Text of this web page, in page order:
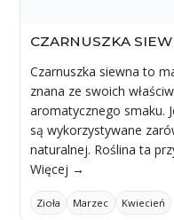
CZARNUSZKA
Czarnuszka siewna to
znana ze swoich
aromatycznego smaku.
są wykorzystywane
naturalnej. Roślina ta
Więcej →
Zioła Marzec Kwiecień